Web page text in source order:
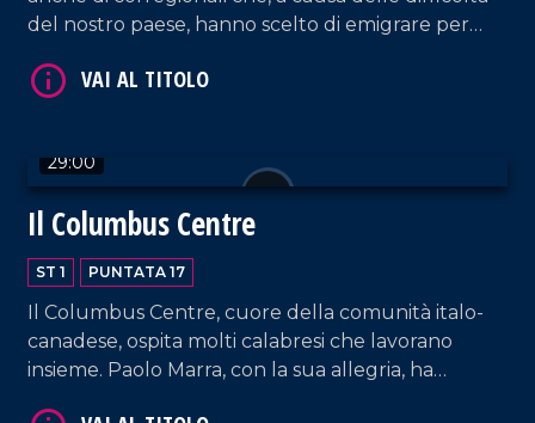
del nostro paese, hanno scelto di emigrare per
accoglierli e a offrire loro ciò che cercavano.
29:00
Il Columbus Centre
ST 1 PUNTATA 17
Il Columbus Centre, cuore della comunità italo-
canadese, ospita molti calabresi che lavorano
insieme. Paolo Marra, con la sua allegria, ha
VAI AL TITOLO